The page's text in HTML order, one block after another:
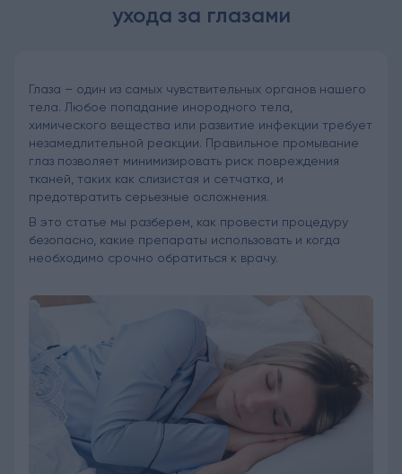
ухода за глазами
Глаза – один из самых чувствительных органов нашего
тела. Любое попадание инородного тела,
химического вещества или развитие инфекции требует
незамедлительной реакции. Правильное промывание
глаз позволяет минимизировать риск повреждения
тканей, таких как слизистая и сетчатка, и
предотвратить серьезные осложнения.
В это статье мы разберем, как провести процедуру
безопасно, какие препараты использовать и когда
необходимо срочно обратиться к врачу.